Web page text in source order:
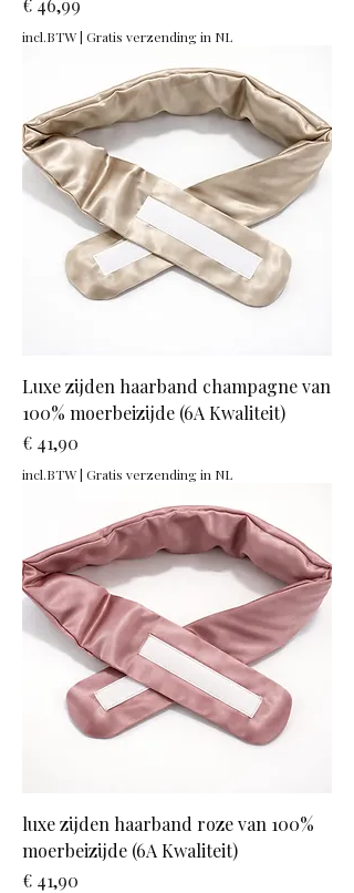
€ 46,99
incl.BTW| Gratis verzending in NL
Luxe zijden haarband champagne van
100% moerbeizijde (6A Kwaliteit)
Prijs
€ 41,90
incl.BTW| Gratis verzending in NL
luxe zijden haarband roze van 100%
moerbeizijde (6A Kwaliteit)
Prijs
€ 41,90